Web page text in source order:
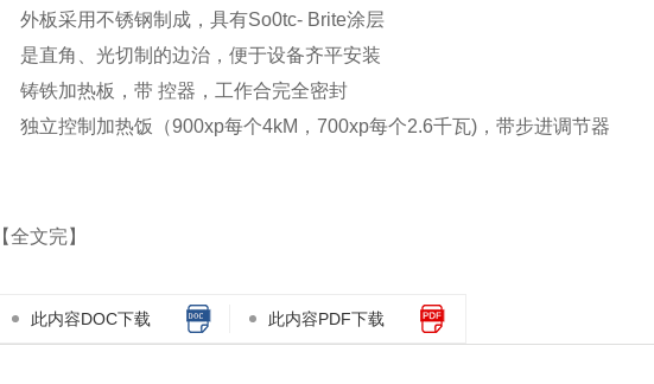
外板采用不锈钢制成，具有So0tc- Brite涂层
是直角、光切制的边治，便于设备齐平安装
铸铁加热板，带 控器，工作合完全密封
独立控制加热饭（900xp每个4kM，700xp每个2.6千瓦)，带步进调节器
【全文完】
此内容DOC下载 此内容PDF下载